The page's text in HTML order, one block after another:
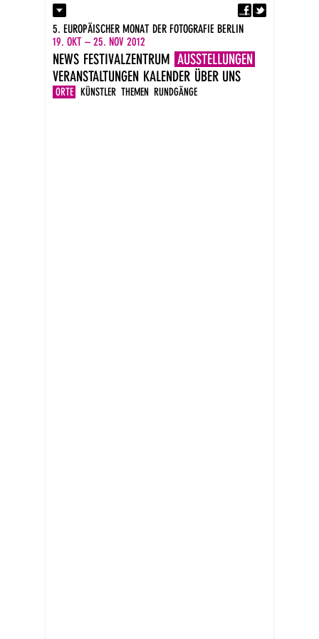
Kontakt
Presse
Impressum
DE
EN
5. EUROPÄISCHER MONAT DER FOTOGRAFIE BERLIN
19. OKT – 25. NOV 2012
NEWS FESTIVALZENTRUM AUSSTELLUNGEN
ORTE KÜNSTLER THEMEN RUNDGÄNGE
VERANSTALTUNGEN KALENDER ÜBER UNS